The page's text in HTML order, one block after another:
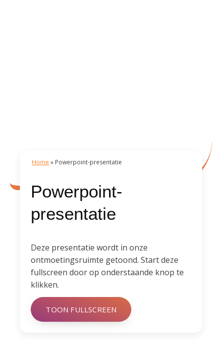
Powerpoint-
presentatie
Home » Powerpoint-presentatie
Deze presentatie wordt in onze
ontmoetingsruimte getoond. Start deze
fullscreen door op onderstaande knop te
klikken.
TOON FULLSCREEN